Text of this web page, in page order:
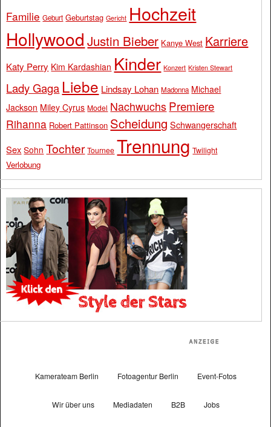
Familie Geburt Geburtstag Gericht Hochzeit
Hollywood Justin Bieber Kanye West Karriere
Katy Perry Kim Kardashian Kinder Konzert Kristen Stewart
Lady Gaga Liebe Lindsay Lohan Madonna Michael
Jackson Miley Cyrus Model Nachwuchs Premiere
Rihanna Robert Pattinson Scheidung Schwangerschaft
Sex Sohn Tochter Tournee Trennung Twilight
Verlobung
Kamerateam Berlin Fotoagentur Berlin Event-Fotos
Wir über uns Mediadaten B2B Jobs